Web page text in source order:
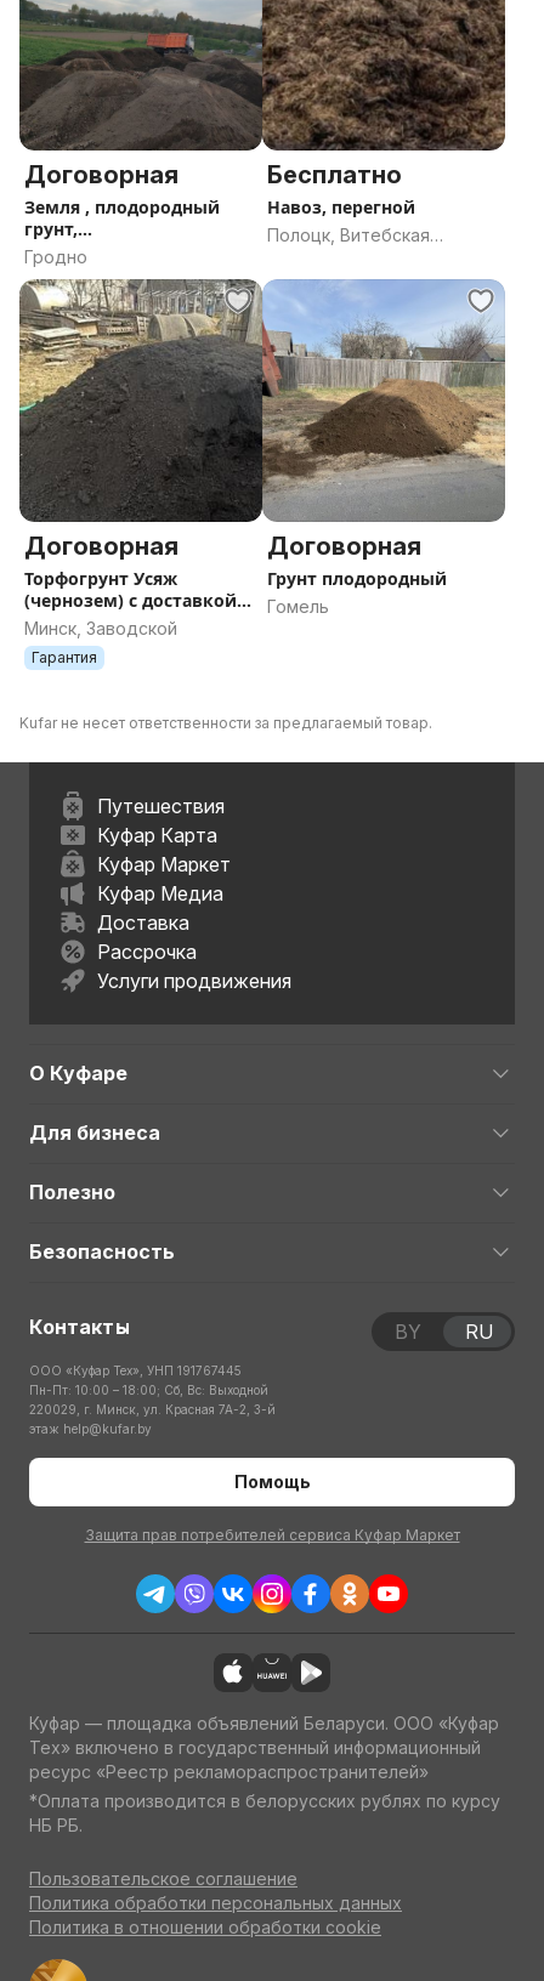
Договорная
Земля , плодородный
грунт,
черноземДоставка.
Гродно
Бесплатно
Навоз, перегной
Полоцк, Витебская
Договорная
Торфогрунт Усяж
(чернозем) с доставкой
самосвалами
Минск, Заводской
Гарантия
Договорная
Грунт плодородный
Гомель
Kufar не несет ответственности за предлагаемый товар.
Путешествия
Куфар Карта
Куфар Маркет
Куфар Медиа
Доставка
Рассрочка
Услуги продвижения
О Куфаре
Для бизнеса
Полезно
Безопасность
Контакты
ООО «Куфар Тех», УНП 191767445
Пн-Пт: 10:00 – 18:00; Сб, Вс: Выходной
220029, г. Минск, ул. Красная 7А-2, 3-й
этаж help@kufar.by
Помощь
Защита прав потребителей сервиса Куфар Маркет
BY RU
Куфар — площадка объявлений Беларуси. ООО «Куфар
Тех» включено в государственный информационный
ресурс «Реестр рекламораспространителей»
*Оплата производится в белорусских рублях по курсу
НБ РБ.
Пользовательское соглашение
Политика обработки персональных данных
Политика в отношении обработки cookie